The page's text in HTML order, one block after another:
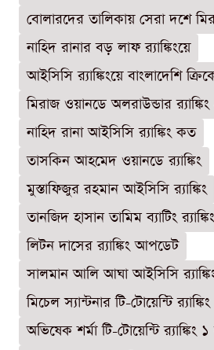
বোলারদের তালিকায় সেরা দশে
নাহিদ রানার বড় লাফ র‍্যাঙ্কিংয়ে
আইসিসি র‍্যাঙ্কিংয়ে বাংলাদেশি
মিরাজ ওয়ানডে অলরাউন্ডার
নাহিদ রানা আইসিসি র‍্যাঙ্কিং কত
তাসকিন আহমেদ ওয়ানডে র‍্যাঙ্কিং
মুস্তাফিজুর রহমান আইসিসি র‍্যাঙ্কিং
তানজিদ হাসান তামিম ব্যাটিং র‍্যাঙ্কিং
লিটন দাসের র‍্যাঙ্কিং আপডেট
সালমান আলি আঘা আইসিসি
মিচেল স্যান্টনার টি-টোয়েন্টি র‍্যাঙ্কিং
অভিষেক শর্মা টি-টোয়েন্টি র‍্যাঙ্কিং ১